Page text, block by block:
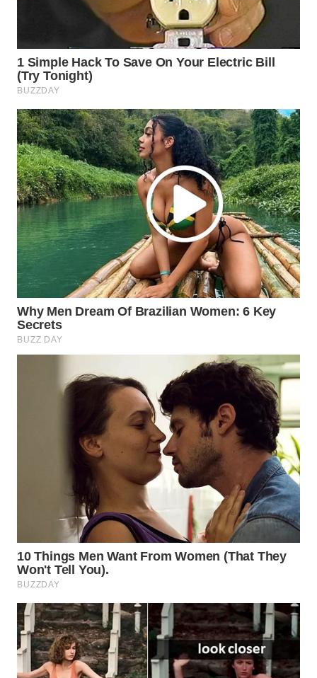
WAHANA
TANI
WAHANA
ADVOKAT
WAHANA
INFRASTRUKTUR
WAHANA
KONSUMEN
WAHANA
LISTRIK
WAHANA
WAHANA
WAHANANEWS
WAHANANEWS
WAHANANEWS
NET
SPORT
WAHANA
UMKM